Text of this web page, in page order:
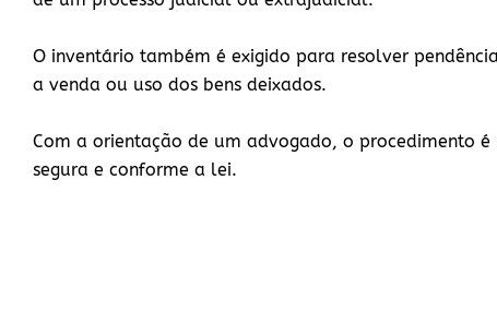
O inventário também é exigido para resolver
a venda ou uso dos bens deixados.
Com a orientação de um advogado, o procedimento
segura e conforme a lei.